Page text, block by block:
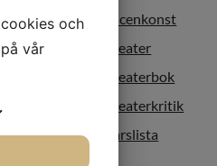
scenkonst
teater
teaterbok
teaterkritik
årslista
och
vår